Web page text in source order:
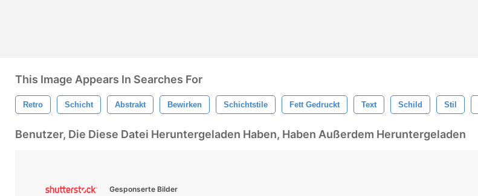
This Image Appears In Searches For
Retro Schicht Abstrakt Bewirken Schichtstile Fett Gedruckt Text Schild Stil
Benutzer, Die Diese Datei Heruntergeladen Haben, Haben Außerdem Heruntergeladen
Gesponserte Bilder